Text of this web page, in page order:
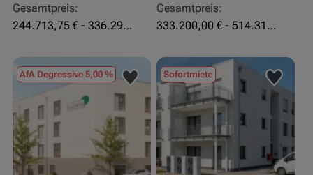
Gesamtpreis:
244.713,75 € - 336.292 €
Gesamtpreis:
333.200,00 € - 514.310,00 €
AfA Degressive 5,00 % Sofortmiete